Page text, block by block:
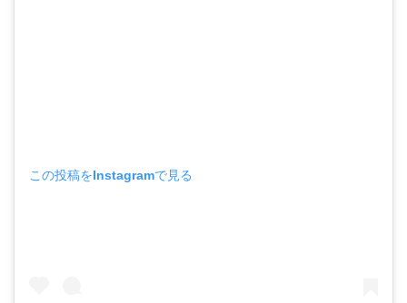
この投稿をInstagramで見る